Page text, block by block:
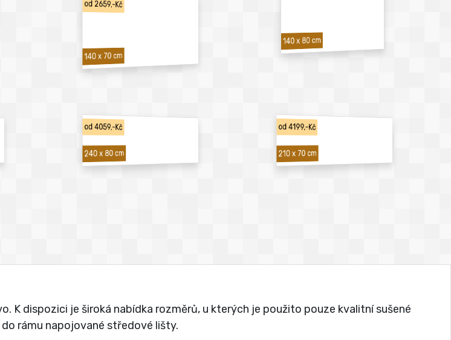
od 2659,-Kč
140 x 70 cm
140 x 80 cm
od 4059,-Kč
240 x 80 cm
od 4199,-Kč
210 x 70 cm
K dispozici je široká nabídka rozměrů, u kterých je použito pouze kvalitní sušené
rámu napojované středové lišty.